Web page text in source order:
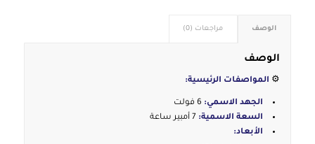
الوصف مراجعات (0)
الوصف
⚙️ المواصفات الرئيسية:
الجهد الاسمي:
السعة الاسمية:
الأبعاد: